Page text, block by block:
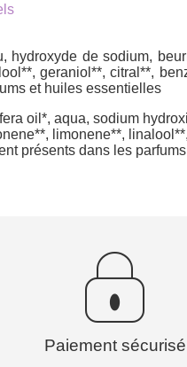
hydroxyde de sodium,
geraniol**, citral**,
et huiles essentielles
oil*, aqua, sodium
limonene**,
présents dans les
Paiement sécurisé